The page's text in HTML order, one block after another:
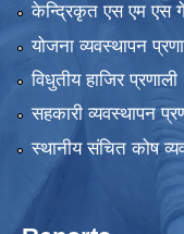
केन्द्रिकृत एस एम एस
योजना व्यवस्थापन
विधुतीय हाजिर प्रणाली
सहकारी व्यवस्थापन
स्थानीय संचित कोष